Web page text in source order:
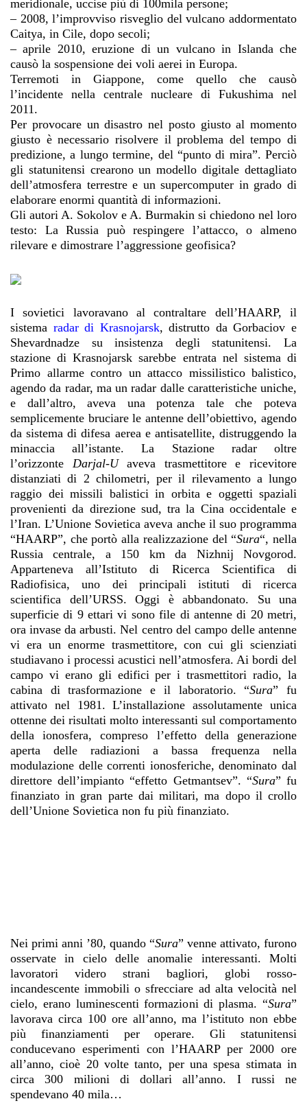
meridionale, uccise più di 100mila persone;
– 2008, l’improvviso risveglio del vulcano addormentato
Caitya, in Cile, dopo secoli;
–aprile 2010, eruzione di un vulcano in Islanda che
causò la sospensione dei voli aerei in Europa.
Terremoti in Giappone, come quello che causò
l’incidente nella centrale nucleare di Fukushima nel
2011.
Per provocare un disastro nel posto giusto al momento
giusto è necessario risolvere il problema del tempo di
predizione, a lungo termine, del “punto di mira”. Perciò
gli statunitensi crearono un modello digitale dettagliato
dell’atmosfera terrestre e un supercomputer in grado di
elaborare enormi quantità di informazioni.
Gli autori A. Sokolov e A. Burmakin si chiedono nel loro
testo: La Russia può respingere l’attacco, o almeno
rilevare e dimostrare l’aggressione geofisica?
I sovietici lavoravano al contraltare dell’HAARP, il
sistema radar di Krasnojarsk, distrutto da Gorbaciov e
Shevardnadze su insistenza degli statunitensi. La
stazione di Krasnojarsk sarebbe entrata nel sistema di
Primo allarme contro un attacco missilistico balistico,
agendo da radar, ma un radar dalle caratteristiche uniche,
e dall’altro, aveva una potenza tale che poteva
semplicemente bruciare le antenne dell’obiettivo, agendo
da sistema di difesa aerea e antisatellite, distruggendo la
minaccia all’istante. La Stazione radar oltre
l’orizzonte Darjal-U
aveva trasmettitore e ricevitore
distanziati di 2 chilometri, per il rilevamento a lungo
raggio dei missili balistici in orbita e oggetti spaziali
provenienti da direzione sud, tra la Cina occidentale e
l’Iran. L’Unione Sovietica aveva anche il suo programma
“HAARP”, che portò alla realizzazione del “Sura“, nella
Russia centrale, a 150 km da Nizhnij Novgorod.
Apparteneva all’Istituto di Ricerca Scientifica di
Radiofisica, uno dei principali istituti di ricerca
scientifica dell’URSS. Oggi è abbandonato. Su una
superficie di 9 ettari vi sono file di antenne di 20 metri,
ora invase da arbusti. Nel centro del campo delle antenne
vi era un enorme trasmettitore, con cui gli scienziati
studiavano i processi acustici nell’atmosfera. Ai bordi del
campo vi erano gli edifici per i trasmettitori radio, la
cabina di trasformazione e il laboratorio. “Sura”fu
attivato nel 1981. L’installazione assolutamente unica
ottenne dei risultati molto interessanti sul comportamento
della ionosfera, compreso l’effetto della generazione
aperta delle radiazioni a bassa frequenza nella
modulazione delle correnti ionosferiche, denominato dal
direttore dell’impianto “effetto Getmantsev”. “Sura”fu
finanziato in gran parte dai militari, ma dopo il crollo
dell’Unione Sovietica non fu più finanziato.
Nei primi anni ’80, quando “Sura” venne attivato, furono
osservate in cielo delle anomalie interessanti. Molti
lavoratori videro strani bagliori, globi rosso-
incandescente immobili o sfrecciare ad alta velocità nel
cielo, erano luminescenti formazioni di plasma. “Sura”
lavorava circa 100 ore all’anno, ma l’istituto non ebbe
più finanziamenti per operare. Gli statunitensi
conducevano esperimenti con l’HAARP per 2000 ore
all’anno, cioè 20 volte tanto, per una spesa stimata in
circa 300 milioni di dollari all’anno. I russi ne
spendevano 40 mila…